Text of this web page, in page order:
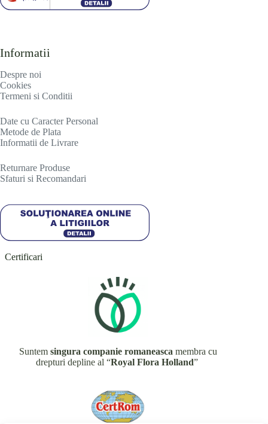
Informatii
Despre noi
Cookies
Termeni si Conditii
Date cu Caracter Personal
Metode de Plata
Informatii de Livrare
Returnare Produse
Sfaturi si Recomandari
Certificari
Suntem singura companie romaneasca membra cu
drepturi depline al “Royal Flora Holland”